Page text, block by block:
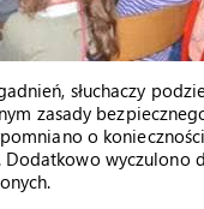
słuchaczy
zasady
o
wyczulono